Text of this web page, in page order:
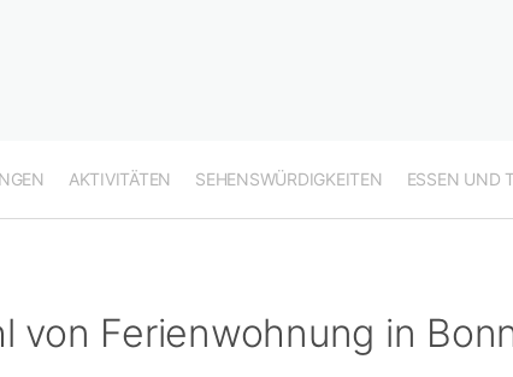
AKTIVITÄTEN SEHENSWÜRDIGKEITEN ESSEN UND
von Ferienwohnung in